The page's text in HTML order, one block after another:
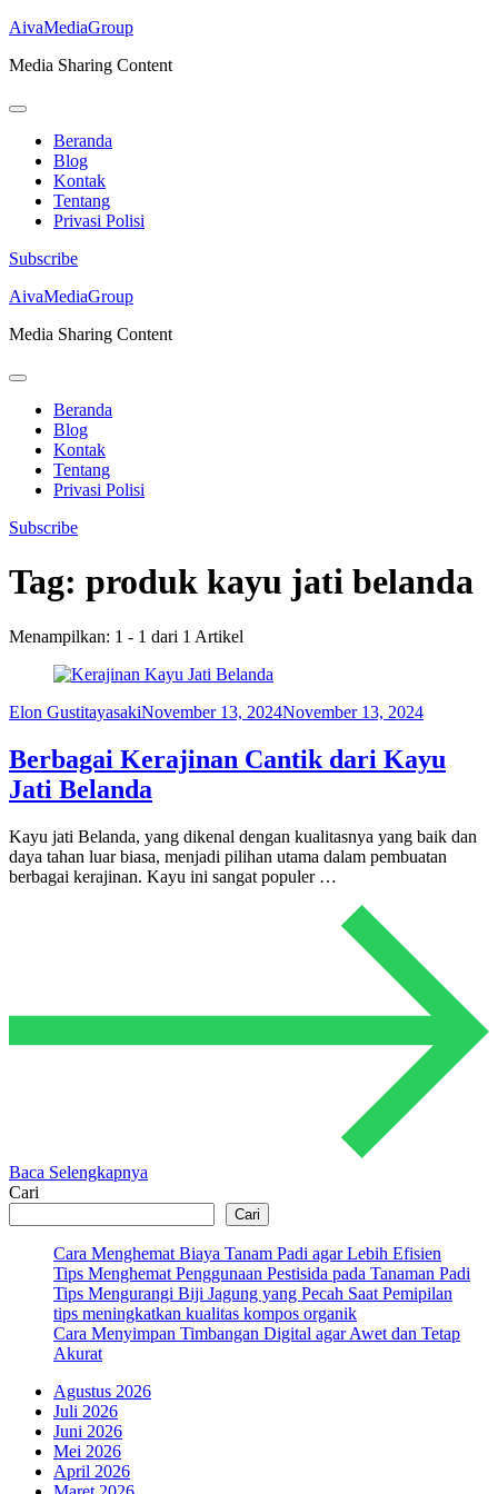
AivaMediaGroup
Media Sharing Content
Beranda
Blog
Kontak
Tentang
Privasi Polisi
Subscribe
Lompat
konten
Enter)
AivaMediaGroup
Media Sharing Content
Beranda
Blog
Kontak
Tentang
Privasi Polisi
Subscribe
Tag: produk kayu jati belanda
Menampilkan: 1 - 1 dari 1 Artikel
Elon GustitayasakiNovember 13, 2024November 13, 2024
Berbagai Kerajinan Cantik dari Kayu
Jati Belanda
Kayu jati Belanda, yang dikenal dengan kualitasnya yang baik dan
daya tahan luar biasa, menjadi pilihan utama dalam pembuatan
berbagai kerajinan. Kayu ini sangat populer …
Baca Selengkapnya
Cari
Cari
Cara Menghemat Biaya Tanam Padi agar Lebih Efisien
Tips Menghemat Penggunaan Pestisida pada Tanaman Padi
Tips Mengurangi Biji Jagung yang Pecah Saat Pemipilan
tips meningkatkan kualitas kompos organik
Cara Menyimpan Timbangan Digital agar Awet dan Tetap
Akurat
Agustus 2026
Juli 2026
Juni 2026
Mei 2026
April 2026